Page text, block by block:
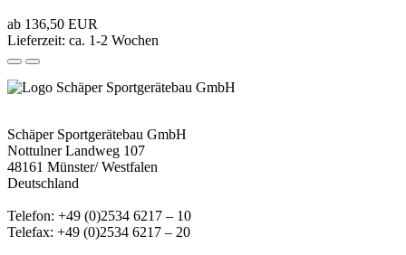
ab 136,50 EUR
Lieferzeit: ca. 1-2 Wochen
Schäper Sportgerätebau GmbH
Nottulner Landweg 107
48161 Münster/ Westfalen
Deutschland
Telefon: +49 (0)2534 6217 – 10
Telefax: +49 (0)2534 6217 – 20